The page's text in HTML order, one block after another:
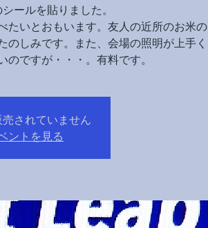
ールを貼りました。
たいとおもいます。友人の近所のお米の
しみです。また、会場の照明が上手く
ですが・・・。有料です。
されていません
ントを見る